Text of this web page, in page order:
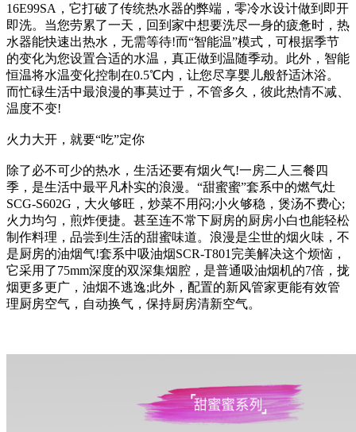
16E99SA，它打破了传统热水器的弊端，零冷水设计做到即开
即洗。当您劳累了一天，回到家中想要洗尽一身的疲惫时，热
水器能快速出热水，无需等待!而“智能温”模式，可根据季节
的变化为您设置合适的水温，真正做到温随季动。此外，智能
恒温将水温变化控制在0.5℃内，让您尽享婴儿般舒适沐浴。
而忙碌生活中最浪漫的事莫过于，不管多久，彼此热情不减、
温度不变!
火力大开，就要“吃”定你
除了必不可少的热水，生活还要有烟火气!一房二人三餐四
季，是生活中最平凡朴实的浪漫。“甜蜜蜜”套系中的燃气灶
SCG-S602G，大火够旺，炒菜不用闷;小火够稳，煲汤不费心;
火力均匀，煎炸便捷。甚至连不常下厨房的厨房小白也能轻松
制作料理，品尝到生活的甜蜜味道。浪漫是尘世的烟火味，不
是厨房的油烟气!套系中吸油烟SCR-T801完美解决这个烦恼，
它采用了75mm深度的双深集烟腔，是普通吸油烟机的7倍，拢
烟更多更广，油烟不逃逸;此外，配置的新风管家更能有效管
理厨房空气，自动换气，保持厨房清新空气。